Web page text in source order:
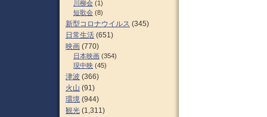
川柳会 (1)
短歌会 (8)
新型コロナウイルス (345)
日常生活 (651)
映画 (770)
日本映画 (354)
現中映 (45)
津波 (366)
火山 (91)
環境 (944)
観光 (1,311)